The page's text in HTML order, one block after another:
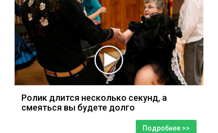
Ролик длится несколько секунд, а
смеяться вы будете долго
Подробнее >>